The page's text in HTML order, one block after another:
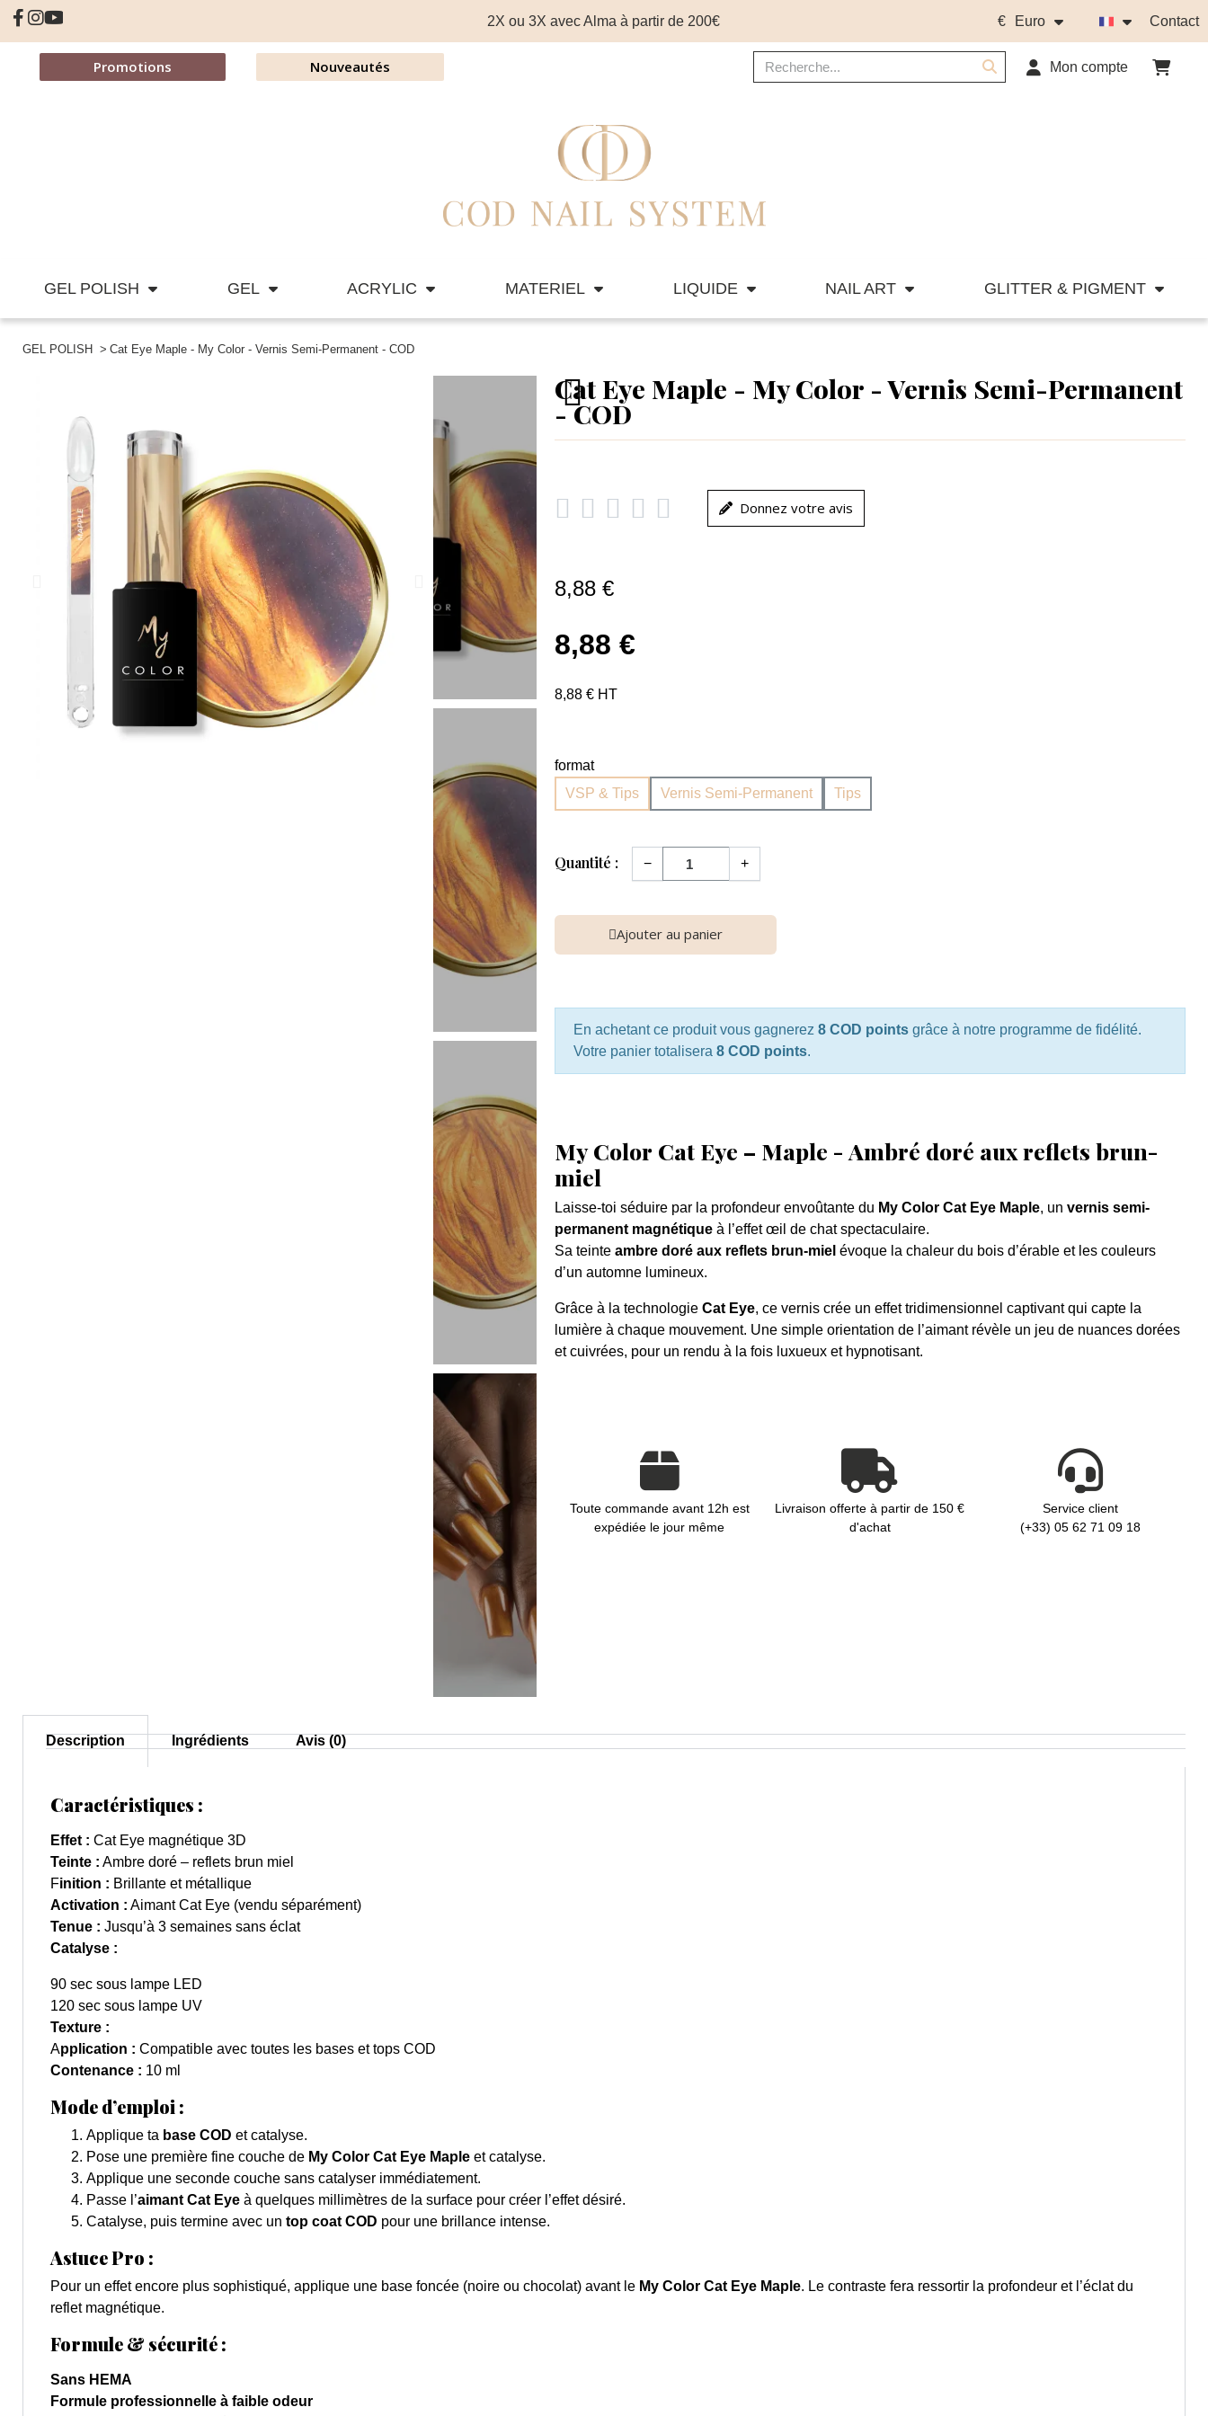
2X ou 3X avec Alma à partir de 200€ € Euro Contact
Promotions Nouveautés Mon compte
GEL POLISH GEL ACRYLIC MATERIEL LIQUIDE NAIL ART GLITTER & PIGMENT
GEL POLISH Cat Eye Maple - My Color - Vernis Semi-Permanent - COD
Cat Eye Maple - My Color - Vernis Semi-Permanent
- COD
     Donnez votre avis
8,88 €
8,88 €
8,88 € HT
format
VSP & Tips
Vernis Semi-Permanent Tips
Quantité : − +
Ajouter au panier
En achetant ce produit vous gagnerez 8 COD pointsgrâce à notre programme de fidélité.
Votre panier totalisera 8 COD points.
My Color Cat Eye – Maple - Ambré doré aux reflets brun-
miel
Laisse-toi séduire par la profondeur envoûtante du My Color Cat Eye Maple, un vernis semi-
permanent magnétiqueà l’effet œil de chat spectaculaire.
Sa teinte ambre doré aux reflets brun-miel évoque la chaleur du bois d’érable et les couleurs
d’un automne lumineux.
Grâce à la technologie Cat Eye, ce vernis crée un effet tridimensionnel captivant qui capte la
lumière à chaque mouvement. Une simple orientation de l’aimant révèle un jeu de nuances dorées
et cuivrées, pour un rendu à la fois luxueux et hypnotisant.
Toute commande avant 12h est
expédiée le jour même
Livraison offerte à partir de 150 €
d'achat
Service client
(+33) 05 62 71 09 18
Description Ingrédients Avis (0)
Caractéristiques :
Effet : Cat Eye magnétique 3D
Teinte : Ambre doré – reflets brun miel
Finition : Brillante et métallique
Activation : Aimant Cat Eye (vendu séparément)
Tenue : Jusqu’à 3 semaines sans éclat
Catalyse :
90 sec sous lampe LED
120 sec sous lampe UV
Texture :
Application : Compatible avec toutes les bases et tops COD
Contenance : 10 ml
Mode d’emploi :
Applique ta base COD et catalyse.
Pose une première fine couche de My Color Cat Eye Maple et catalyse.
Applique une seconde couche sans catalyser immédiatement.
Passe l’aimant Cat Eye à quelques millimètres de la surface pour créer l’effet désiré.
Catalyse, puis termine avec un top coat COD pour une brillance intense.
Astuce Pro :
Pour un effet encore plus sophistiqué, applique une base foncée (noire ou chocolat) avant le My Color Cat Eye Maple. Le contraste fera ressortir la profondeur et l’éclat du
reflet magnétique.
Formule & sécurité :
Sans HEMA
Formule professionnelle à faible odeur